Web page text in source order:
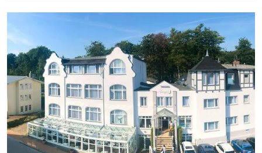
Ausstattung
Für 4 Tage p.P. ab135,00 €